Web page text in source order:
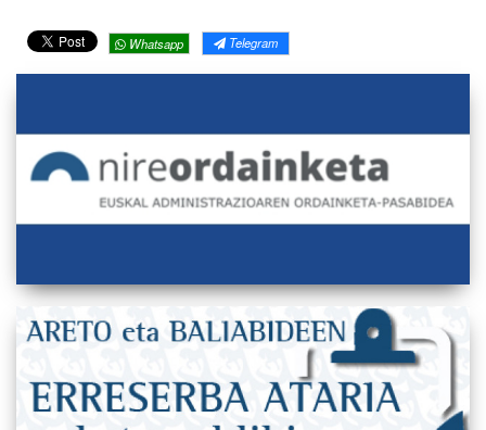
Whatsapp Telegram